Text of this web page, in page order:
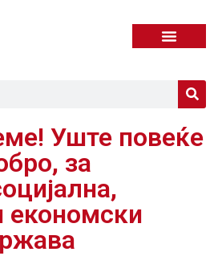
Уште повеќе
за
економски